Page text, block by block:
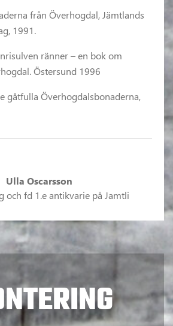
från Överhogdal, Jämtlands
1991.
ränner – en bok om
Östersund 1996
gåtfulla Överhogdalsbonaderna,
Ulla Oscarsson
och fd 1.e antikvarie på Jamtli